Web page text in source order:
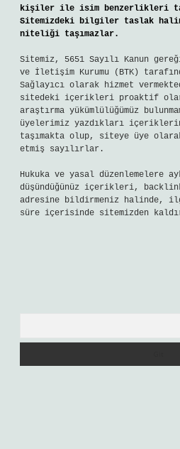
kişiler ile isim benzerlikleri
Sitemizdeki bilgiler taslak
niteliği taşımazlar.
Sitemiz, 5651 Sayılı Kanun
ve İletişim Kurumu (BTK)
Sağlayıcı olarak hizmet
sitedeki içerikleri proaktif
araştırma yükümlülüğümüz
üyelerimiz yazdıkları
taşımakta olup, siteye üye
etmiş sayılırlar.
Hukuka ve yasal düzenlemelere
düşündüğünüz içerikleri,
adresine bildirmeniz halinde,
süre içerisinde sitemizden